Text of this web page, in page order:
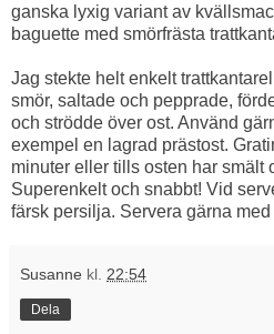
ganska lyxig variant av
baguette med smörfrästa
Jag stekte helt enkelt
smör, saltade och pepprade,
och strödde över ost. Använd
exempel en lagrad prästost.
minuter eller tills osten har smält
Superenkelt och snabbt! Vid
färsk persilja. Servera gärna
Susanne kl. 22:54
Dela